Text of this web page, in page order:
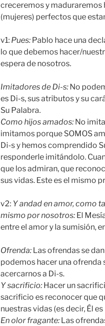
creceremos y maduraremos
(mujeres) perfectos que
v1: Pues: Pablo hace una
lo que debemos hacer/
espera de nosotros.
Imitadores de Di-s: No
es Di-s, sus atributos y su
Su Palabra.
Como hijos amados: No
imitamos porque SOMOS
Di-s y hemos comprendido
responderle imitándolo.
que los admiran, que
sus vidas. Este es el mismo
v2: Y andad en amor, como
mismo por nosotros: El
entre el amor y la sumisión,
Ofrenda: Las ofrendas se
podemos hacer una ofrenda
acercarnos a Di-s.
Y sacrificio: Hacer un
sacrificio es reconocer que
nuestras vidas (es decir, Él es
En olor fragante: Las